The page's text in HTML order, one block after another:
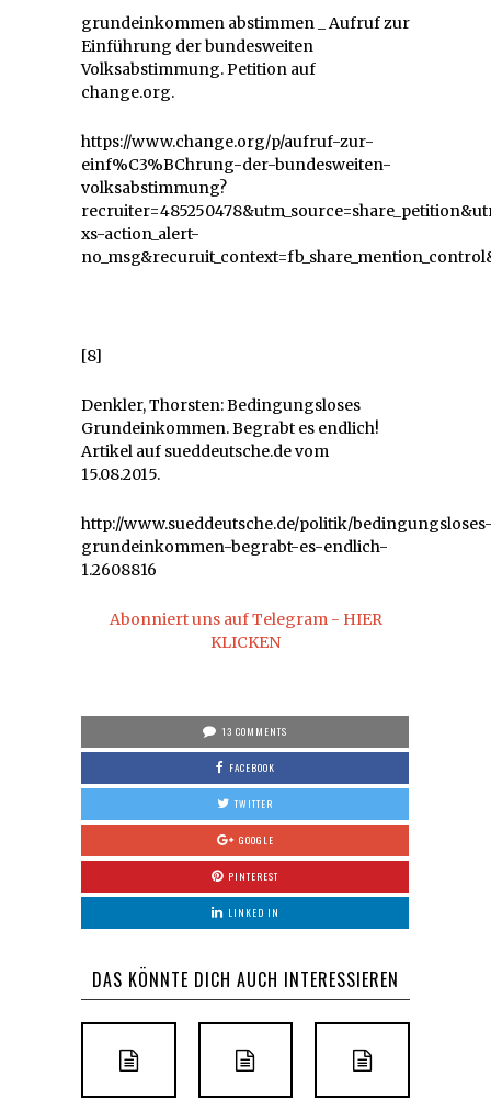
grundeinkommen abstimmen _ Aufruf zur
Einführung der bundesweiten
Volksabstimmung. Petition auf
change.org.
https://www.change.org/p/aufruf-zur-
einf%C3%BChrung-der-bundesweiten-
volksabstimmung?
xs-action_alert-
[8]
Denkler, Thorsten: Bedingungsloses
Grundeinkommen. Begrabt es endlich!
Artikel auf sueddeutsche.de vom
15.08.2015.
http://www.sueddeutsche.de/politik/
grundeinkommen-begrabt-es-endlich-
1.2608816
Abonniert uns auf Telegram - HIER
KLICKEN
13 COMMENTS
FACEBOOK
TWITTER
GOOGLE
PINTEREST
LINKED IN
DAS KÖNNTE DICH AUCH INTERESSIEREN